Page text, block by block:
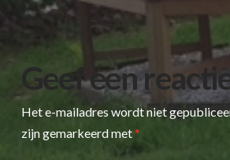
Geef een
Het e-mailadres wordt niet
zijn gemarkeerd met*